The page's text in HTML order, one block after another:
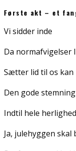
Første akt – et
Vi sidder inde
Da normafvigelser
Sætter lid til os kan
Den gode
Indtil hele
Ja, julehyggen skal